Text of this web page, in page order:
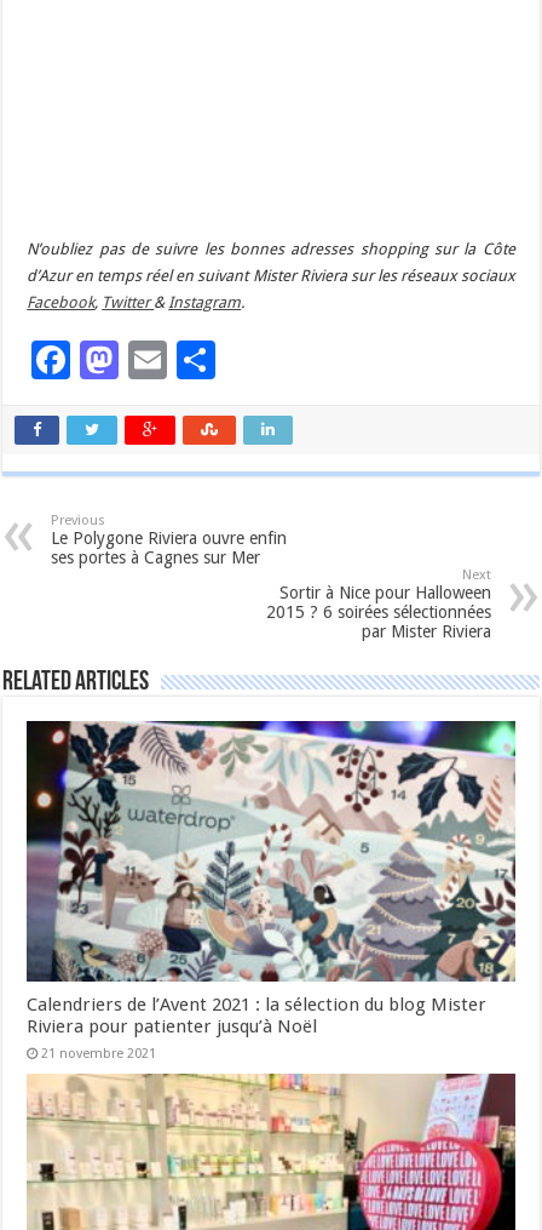
N’oubliez pas de suivre les bonnes adresses shopping sur la Côte
d’Azur en temps réel en suivant Mister Riviera sur les réseaux sociaux
Facebook, Twitter&Instagram.
Facebook
Mastodon
Email
Previous
Le Polygone Riviera ouvre enfin
ses portes à Cagnes sur Mer
Next
Sortir à Nice pour Halloween
2015 ? 6 soirées sélectionnées
par Mister Riviera
Related Articles
Calendriers de l’Avent 2021 : la sélection du blog Mister
Riviera pour patienter jusqu’à Noël
21 novembre 2021